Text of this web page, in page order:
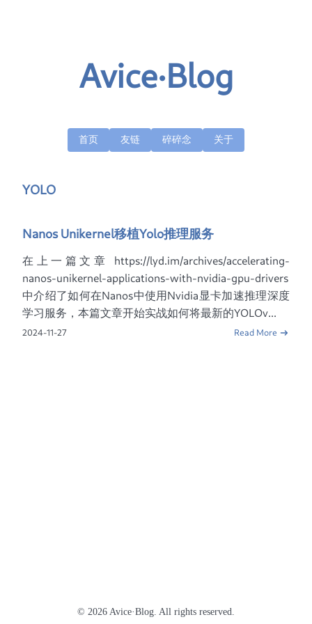
Avice·Blog
首页 友链 碎碎念 关于
YOLO
Nanos Unikernel移植Yolo推理服务
在上一篇文章 https://lyd.im/archives/accelerating-
nanos-unikernel-applications-with-nvidia-gpu-drivers
中介绍了如何在Nanos中使用Nvidia显卡加速推理深度
学习服务，本篇文章开始实战如何将最新的YOLOv...
2024-11-27 Read More
© 2026 Avice·Blog. All rights reserved.